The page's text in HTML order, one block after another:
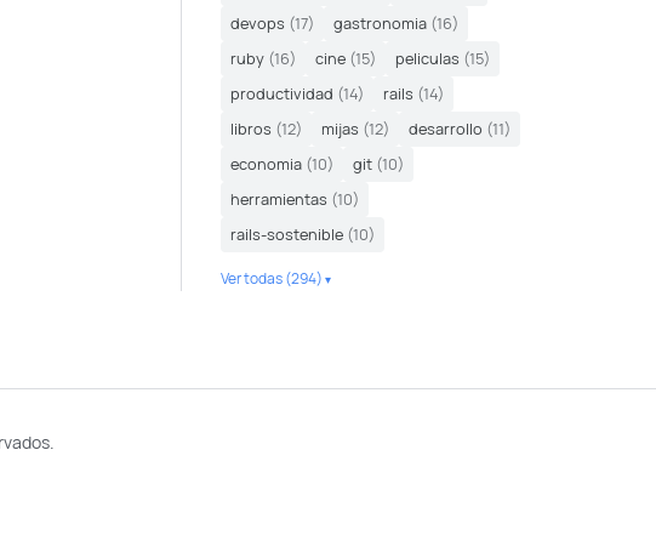
devops (17) gastronomia (16)
ruby (16) cine (15) peliculas (15)
productividad (14) rails (14)
libros (12) mijas (12) desarrollo (11)
economia (10) git (10)
herramientas (10)
rails-sostenible (10)
Ver todas (294)